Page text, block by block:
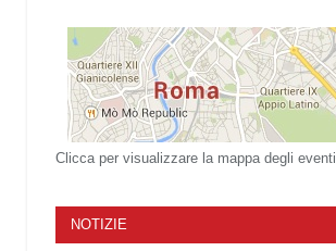
Clicca per visualizzare la mappa degli eventi
NOTIZIE